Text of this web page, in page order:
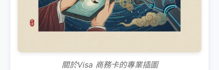
關於Visa 商務卡的專業插圖